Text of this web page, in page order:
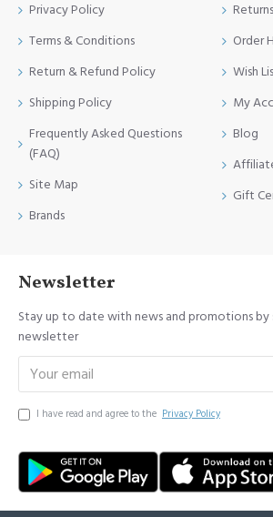
Privacy Policy
Terms & Conditions
Return & Refund Policy
Shipping Policy
Frequently Asked Questions
(FAQ)
Site Map
Brands
Returns
Order
Wish
My
Blog
Gift
Newsletter
Stay up to date with news and promotions by
newsletter
I have read and agree to the Privacy Policy